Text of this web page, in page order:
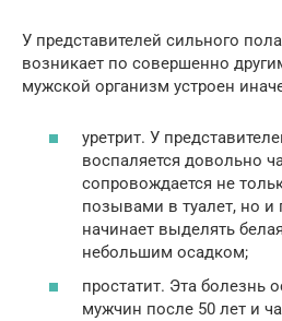
У представителей сильного
возникает по совершенно
мужской организм устроен
уретрит. У
воспаляется довольно
сопровождается не
позывами в туалет, но и
начинает выделять
небольшим осадком;
простатит. Эта болезнь
мужчин после 50 лет и